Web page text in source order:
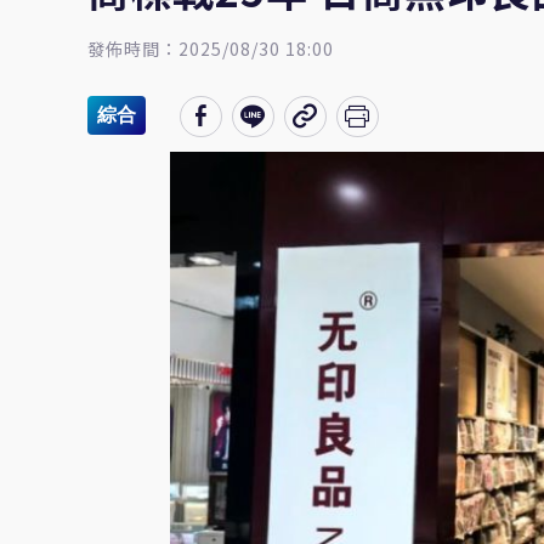
發佈時間：2025/08/30 18:00
綜合